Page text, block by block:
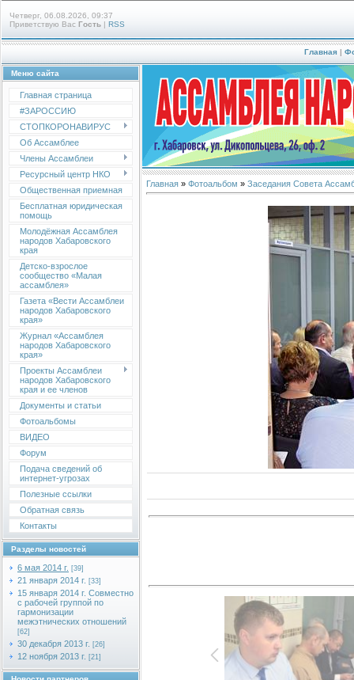
Четверг, 06.08.2026, 09:37
Приветствую Вас Гость | RSS
Главная |
Меню сайта
Главная страница
#ЗАРОССИЮ
СТОПКОРОНАВИРУС
Об Ассамблее
Члены Ассамблеи
Ресурсный центр НКО
Общественная приемная
Бесплатная юридическая
помощь
Молодёжная Ассамблея
народов Хабаровского
края
Детско-взрослое
сообщество «Малая
ассамблея»
Газета «Вести Ассамблеи
народов Хабаровского
края»
Журнал «Ассамблея
народов Хабаровского
края»
Проекты Ассамблеи
народов Хабаровского
края и ее членов
Документы и статьи
Фотоальбомы
ВИДЕО
Форум
Подача сведений об
интернет-угрозах
Полезные ссылки
Обратная связь
Контакты
Разделы новостей
6 мая 2014 г. [39]
21 января 2014 г. [33]
15 января 2014 г. Совместно
с рабочей группой по
гармонизации
межэтнических отношений
[62]
30 декабря 2013 г. [26]
12 ноября 2013 г. [21]
Главная » Фотоальбом » Заседания Совета